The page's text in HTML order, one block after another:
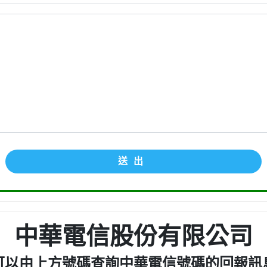
送出
中華電信股份有限公司
以由上方號碼查詢中華電信號碼的回報訊